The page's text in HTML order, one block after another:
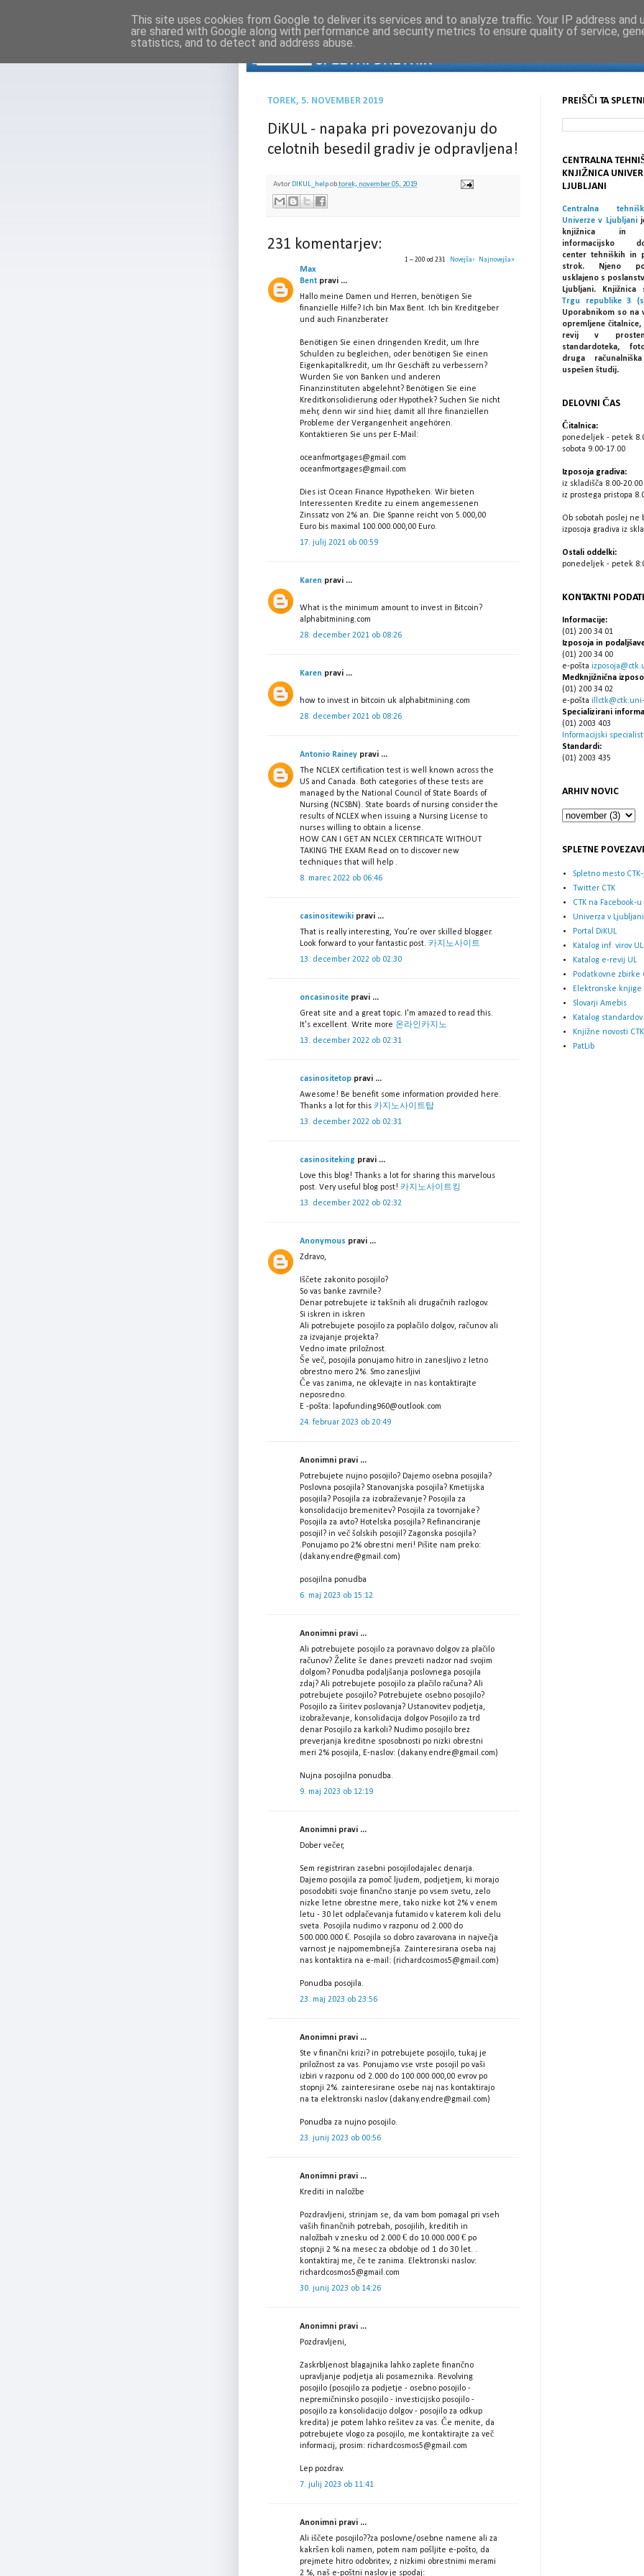
TOREK, 5. NOVEMBER 2019
DiKUL - napaka pri povezovanju do
celotnih besedil gradiv je odpravljena!
Avtor DIKUL_helpobtorek, november 05, 2019
231 komentarjev:
1 – 200 od 231 Novejša› Najnovejša»
Max
Bent pravi ...
Hallo meine Damen und Herren, benötigen Sie
finanzielle Hilfe? Ich bin Max Bent. Ich bin Kreditgeber
und auch Finanzberater.
Benötigen Sie einen dringenden Kredit, um Ihre
Schulden zu begleichen, oder benötigen Sie einen
Eigenkapitalkredit, um Ihr Geschäft zu verbessern?
Wurden Sie von Banken und anderen
Finanzinstituten abgelehnt? Benötigen Sie eine
Kreditkonsolidierung oder Hypothek? Suchen Sie nicht
mehr, denn wir sind hier, damit all Ihre finanziellen
Probleme der Vergangenheit angehören.
Kontaktieren Sie uns per E-Mail:
oceanfmortgages@gmail.com
oceanfmortgages@gmail.com
Dies ist Ocean Finance Hypotheken. Wir bieten
Interessenten Kredite zu einem angemessenen
Zinssatz von 2% an. Die Spanne reicht von 5.000,00
Euro bis maximal 100.000.000,00 Euro.
17. julij 2021 ob 00:59
Karen pravi ...
What is the minimum amount to invest in Bitcoin?
alphabitmining.com
28. december 2021 ob 08:26
Karen pravi ...
how to invest in bitcoin uk alphabitmining.com
28. december 2021 ob 08:26
Antonio Rainey pravi ...
The NCLEX certification test is well known across the
US and Canada. Both categories of these tests are
managed by the National Council of State Boards of
Nursing (NCSBN). State boards of nursing consider the
results of NCLEX when issuing a Nursing License to
nurses willing to obtain a license.
HOW CAN I GET AN NCLEX CERTIFICATE WITHOUT
TAKING THE EXAM Read on to discover new
techniques that will help .
8. marec 2022 ob 06:46
casinositewiki pravi ...
That is really interesting, You’re over skilled blogger.
Look forward to your fantastic post. 카지노사이트
13. december 2022 ob 02:30
oncasinosite pravi ...
Great site and a great topic. I'm amazed to read this.
It's excellent. Write more 온라인카지노
13. december 2022 ob 02:31
casinositetop pravi ...
Awesome! Be benefit some information provided here.
Thanks a lot for this 카지노사이트탑
13. december 2022 ob 02:31
casinositeking pravi ...
Love this blog! Thanks a lot for sharing this marvelous
post. Very useful blog post! 카지노사이트킹
13. december 2022 ob 02:32
Anonymous pravi ...
Zdravo,
Iščete zakonito posojilo?
So vas banke zavrnile?
Denar potrebujete iz takšnih ali drugačnih razlogov.
Si iskren in iskren
Ali potrebujete posojilo za poplačilo dolgov, računov ali
za izvajanje projekta?
Vedno imate priložnost.
Še več, posojila ponujamo hitro in zanesljivo z letno
obrestno mero 2%. Smo zanesljivi
Če vas zanima, ne oklevajte in nas kontaktirajte
neposredno.
E -pošta: lapofunding960@outlook.com
24. februar 2023 ob 20:49
Anonimni pravi ...
Potrebujete nujno posojilo? Dajemo osebna posojila?
Poslovna posojila? Stanovanjska posojila? Kmetijska
posojila? Posojila za izobraževanje? Posojila za
konsolidacijo bremenitev? Posojila za tovornjake?
Posojila za avto? Hotelska posojila? Refinanciranje
posojil? in več šolskih posojil? Zagonska posojila?
.Ponujamo po 2% obrestni meri! Pišite nam preko:
(dakany.endre@gmail.com)
posojilna ponudba
6. maj 2023 ob 15:12
Anonimni pravi ...
Ali potrebujete posojilo za poravnavo dolgov za plačilo
računov? Želite še danes prevzeti nadzor nad svojim
dolgom? Ponudba podaljšanja poslovnega posojila
zdaj? Ali potrebujete posojilo za plačilo računa? Ali
potrebujete posojilo? Potrebujete osebno posojilo?
Posojilo za širitev poslovanja? Ustanovitev podjetja,
izobraževanje, konsolidacija dolgov Posojilo za trd
denar Posojilo za karkoli? Nudimo posojilo brez
preverjanja kreditne sposobnosti po nizki obrestni
meri 2% posojila, E-naslov: (dakany.endre@gmail.com)
Nujna posojilna ponudba.
9. maj 2023 ob 12:19
Anonimni pravi ...
Dober večer,
Sem registriran zasebni posojilodajalec denarja.
Dajemo posojila za pomoč ljudem, podjetjem, ki morajo
posodobiti svoje finančno stanje po vsem svetu, zelo
nizke letne obrestne mere, tako nizke kot 2% v enem
letu - 30 let odplačevanja futamido v katerem koli delu
sveta. Posojila nudimo v razponu od 2.000 do
500.000.000 €. Posojila so dobro zavarovana in največja
varnost je najpomembnejša. Zainteresirana oseba naj
nas kontaktira na e-mail: (richardcosmos5@gmail.com)
Ponudba posojila.
23. maj 2023 ob 23:56
Anonimni pravi ...
Ste v finančni krizi? in potrebujete posojilo, tukaj je
priložnost za vas. Ponujamo vse vrste posojil po vaši
izbiri v razponu od 2.000 do 100.000.000,00 evrov po
stopnji 2%. zainteresirane osebe naj nas kontaktirajo
na ta elektronski naslov (dakany.endre@gmail.com)
Ponudba za nujno posojilo.
23. junij 2023 ob 00:56
Anonimni pravi ...
Krediti in naložbe
Pozdravljeni, strinjam se, da vam bom pomagal pri vseh
vaših finančnih potrebah, posojilih, kreditih in
naložbah v znesku od 2.000 € do 10.000.000 € po
stopnji 2 % na mesec za obdobje od 1 do 30 let. .
kontaktiraj me, če te zanima. Elektronski naslov:
richardcosmos5@gmail.com
30. junij 2023 ob 14:26
Anonimni pravi ...
Pozdravljeni,
Zaskrbljenost blagajnika lahko zaplete finančno
upravljanje podjetja ali posameznika. Revolving
posojilo (posojilo za podjetje - osebno posojilo -
nepremičninsko posojilo - investicijsko posojilo -
posojilo za konsolidacijo dolgov - posojilo za odkup
kredita) je potem lahko rešitev za vas. Če menite, da
potrebujete vlogo za posojilo, me kontaktirajte za več
informacij, prosim: richardcosmos5@gmail.com
Lep pozdrav.
7. julij 2023 ob 11:41
Anonimni pravi ...
Ali iščete posojilo??za poslovne/osebne namene ali za
kakršen koli namen, potem nam pošljite e-pošto, da
prejmete hitro odobritev, z nizkimi obrestnimi merami
2 %, naš e-poštni naslov je spodaj:
PREIŠČI TA
CENTRALNA
KNJIŽNICA
LJUBLJANI
Centralna
Univerze v Ljubljani
knjižnica in
informacijsko
center tehniških in
strok. Njeno
usklajeno s
Ljubljani.
Trgu republike 3
Uporabnikom so na
opremljene čitalnice,
revij v
standardoteka,
druga
uspešen študij.
DELOVNI ČAS
Čitalnica:
ponedeljek - petek
sobota 9.00-17.00
Izposoja gradiva:
iz skladišča 8.00-20.00
iz prostega pristopa
Ob sobotah poslej ne
izposoja gradiva iz
Ostali oddelki:
ponedeljek - petek
KONTAKTNI
Informacije:
(01) 200 34 01
Izposoja in
(01) 200 34 00
e-pošta
Medknjižnična
(01) 200 34 02
e-pošta
Specializirani
(01) 2003 403
Informacijski specialisti
Standardi:
(01) 2003 435
ARHIV NOVIC
SPLETNE
Spletno mesto
Twitter CTK
CTK na Facebook-u
Univerza v Ljubljani
Portal DiKUL
Katalog inf. virov UL
Katalog e-revij UL
Podatkovne zbirke
Elektronske knjige
Slovarji Amebis
Katalog standardov
Knjižne novosti
PatLib
This site uses cookies from Google to deliver its services and to analyze traffic. Your IP address and
are shared with Google along with performance and security metrics to ensure quality of service,
statistics, and to detect and address abuse.